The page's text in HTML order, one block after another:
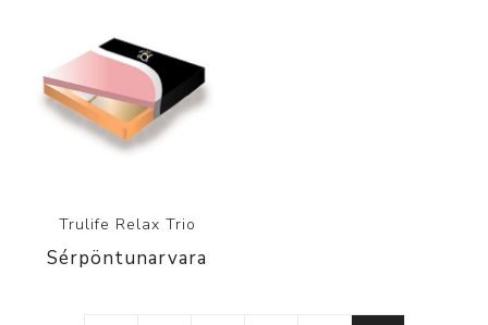
Trulife Relax Trio
Sérpöntunarvara